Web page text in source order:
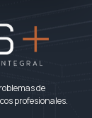
de
profesionales.